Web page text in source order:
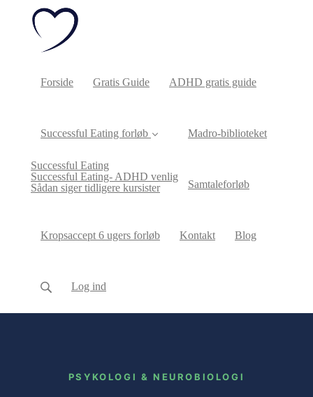
Forside Gratis Guide ADHD gratis guide
Successful Eating forløb
Successful Eating
Successful Eating- ADHD venlig
Sådan siger tidligere kursister
Madro-biblioteket
Samtaleforløb
Kropsaccept 6 ugers forløb Kontakt Blog
Log ind
PSYKOLOGI & NEUROBIOLOGI